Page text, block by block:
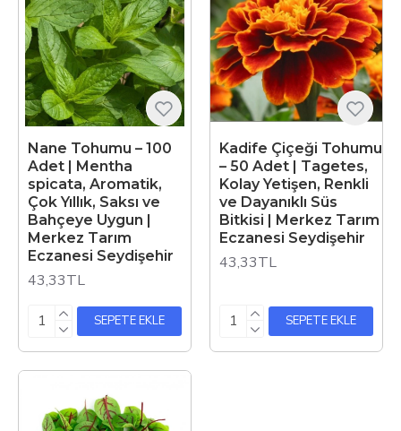
Nane Tohumu – 100
Adet | Mentha
spicata, Aromatik,
Çok Yıllık, Saksı ve
Bahçeye Uygun |
Merkez Tarım
Eczanesi Seydişehir
43,33TL
SEPETE EKLE
Kadife Çiçeği Tohumu
– 50 Adet | Tagetes,
Kolay Yetişen, Renkli
ve Dayanıklı Süs
Bitkisi | Merkez Tarım
Eczanesi Seydişehir
43,33TL
SEPETE EKLE